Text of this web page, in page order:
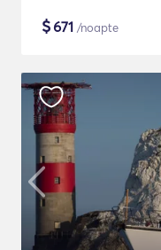
$671 /noapte